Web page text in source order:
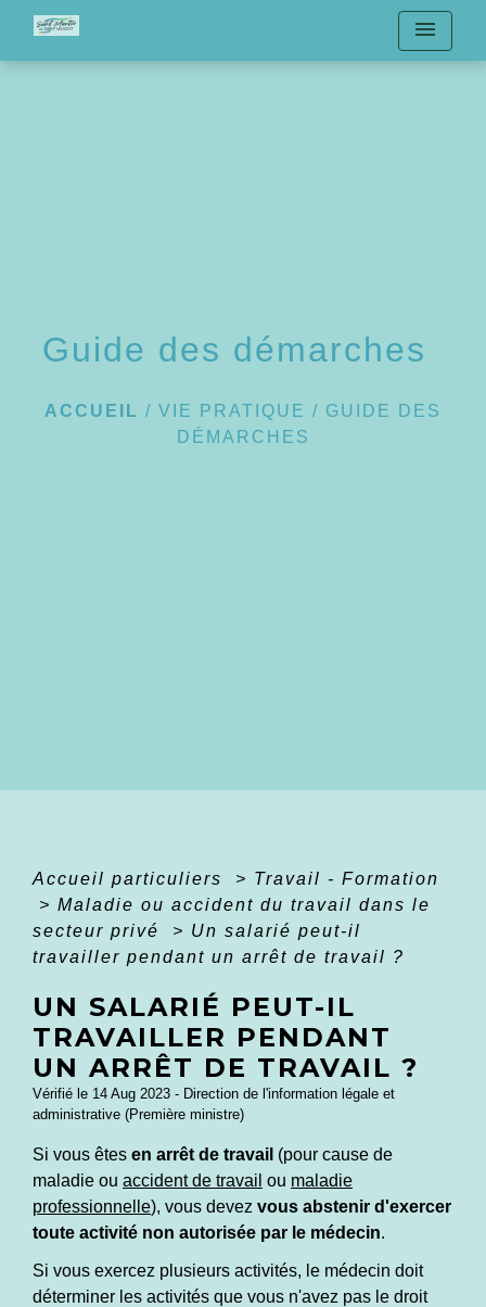
menu
Guide des démarches
ACCUEIL / VIE PRATIQUE / GUIDE DES
DÉMARCHES
Accueil particuliers > Travail - Formation
> Maladie ou accident du travail dans le
secteur privé
> Un salarié peut-il
travailler pendant un arrêt de travail ?
UN SALARIÉ PEUT-IL
TRAVAILLER PENDANT
UN ARRÊT DE TRAVAIL ?
Vérifié le 14 Aug 2023 - Direction de l'information légale et
administrative (Première ministre)
Si vous êtes en arrêt de travail (pour cause de
maladie ou accident de travail ou maladie
professionnelle), vous devez vous abstenir d'exercer
toute activité non autorisée par le médecin.
Si vous exercez plusieurs activités, le médecin doit
déterminer les activités que vous n'avez pas le droit